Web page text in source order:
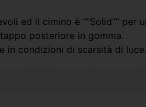
ed il cimino è “”Solid””
posteriore in gomma.
in condizioni di scarsità di luce.